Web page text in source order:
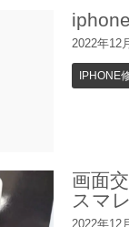
2022年12
IPHONE
画面
スマ
2022年12